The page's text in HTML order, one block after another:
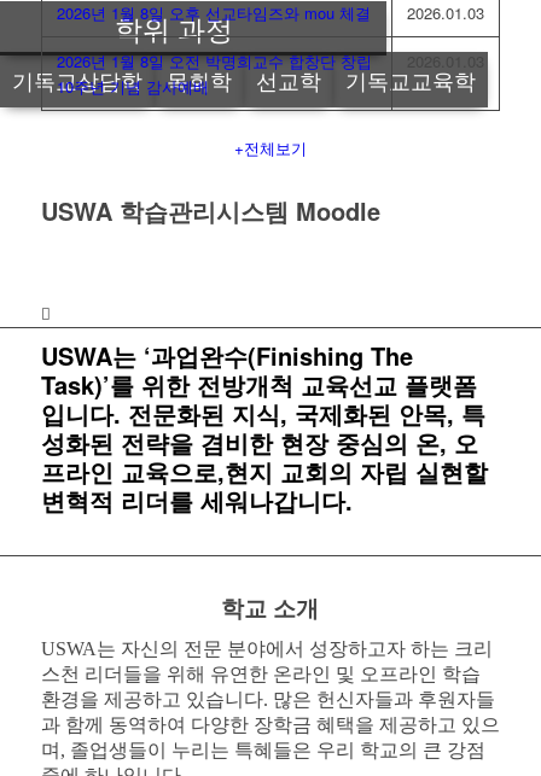
학위 과정
기독교상담학 목회학 선교학 기독교교육학
2026년 1월 8일 오후 선교타임즈와 mou 체결 2026.01.03
2026년 1월 8일 오전 박명희교수 합창단 창립
10주년 기념 감사예배
+전체보기
USWA 학습관리시스템 Moodle
USWA는 ‘과업완수(Finishing The
Task)’를 위한 전방개척 교육선교 플랫폼
입니다. 전문화된 지식, 국제화된 안목, 특
성화된 전략을 겸비한 현장 중심의 온, 오
프라인 교육으로,현지 교회의 자립 실현할
변혁적 리더를 세워나갑니다.
학교 소개
USWA는 자신의 전문 분야에서 성장하고자 하는 크리
스천 리더들을 위해 유연한 온라인 및 오프라인 학습
환경을 제공하고 있습니다. 많은 헌신자들과 후원자들
과 함께 동역하여 다양한 장학금 혜택을 제공하고 있으
며, 졸업생들이 누리는 특혜들은 우리 학교의 큰 강점